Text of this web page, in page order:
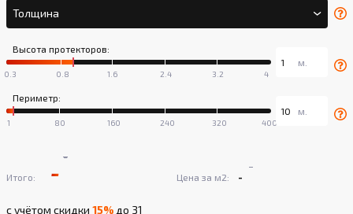
Толщина
Высота протекторов:
Периметр:
Итого: -
-
с учётом скидки 15%до 31
Цена за м2: -
-